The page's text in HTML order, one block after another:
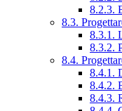
8.2.3.
8.3.
8.3.1.
8.3.2.
8.4.
8.4.1.
8.4.2.
8.4.3.